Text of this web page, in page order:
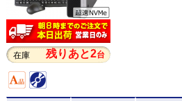
在庫 残りあと2台